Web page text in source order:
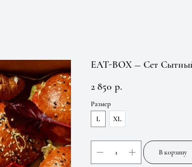
EAT-BOX — Сет
2 850 р.
Размер
L
XL
В корзину